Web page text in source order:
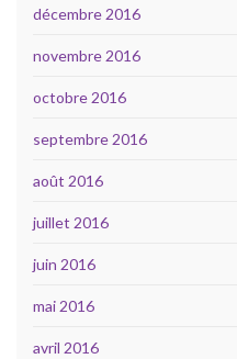
décembre 2016
novembre 2016
octobre 2016
septembre 2016
août 2016
juillet 2016
juin 2016
mai 2016
avril 2016